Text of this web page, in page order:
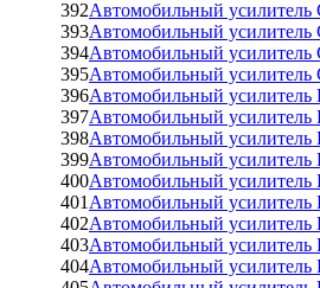
392Автомобильный
393Автомобильный усилитель
394Автомобильный усилитель
395Автомобильный
396Автомобильный усилитель
397Автомобильный
398Автомобильный усилитель
399Автомобильный усилитель
400Автомобильный усилитель
401 Автомобильный усилитель
402Автомобильный усилитель
403Автомобильный усилитель
404Автомобильный усилитель